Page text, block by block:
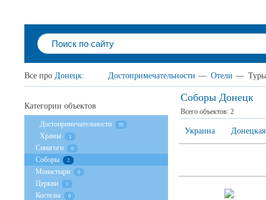
Все про Донецк: Достопримечательности — Отели — Туры
Соборы Донецк
Всего объектов: 2
Украина Донецкая
Категории объектов
Достопримечательности 95
Храмы 3
Cинагоги 0
Соборы 2
Монастыри 0
Церкви 1
Костелы 0